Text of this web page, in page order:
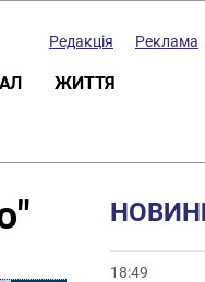
Редакція Реклама
ЖИТТЯ
18:49